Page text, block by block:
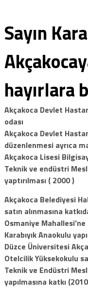
Sayın
hayırlara
Akçakoca Devlet
odası
Akçakoca Devlet
düzenlenmesi ayrıca
Akçakoca Lisesi
Teknik ve endüstri
yaptırılması ( 2000 )
Akçakoca Belediyesi
satın alınmasına
Osmaniye Mahallesi’ne
Karabıyık Anaokulu
Düzce Üniversitesi
Otelcilik Yüksekokulu
Teknik ve Endüstri
yapılmasına katkı